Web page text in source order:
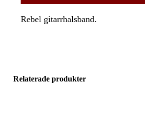
Rebel gitarrhalsband.
Relaterade produkter